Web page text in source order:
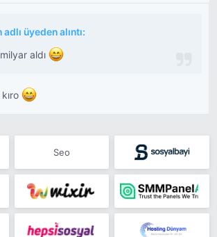
üyeden alıntı:
aldı
kıro
Seo